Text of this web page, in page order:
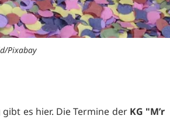
Pixabay
gibt es hier. Die Termine der KG "M’r